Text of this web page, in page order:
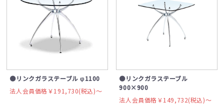
●リンクガラステーブル φ1100
法人会員価格￥191,730(税込)〜
●リンクガラステーブル
900×900
法人会員価格￥149,732(税込)〜